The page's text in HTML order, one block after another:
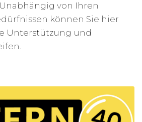
von Ihren
können Sie hier
Unterstützung und